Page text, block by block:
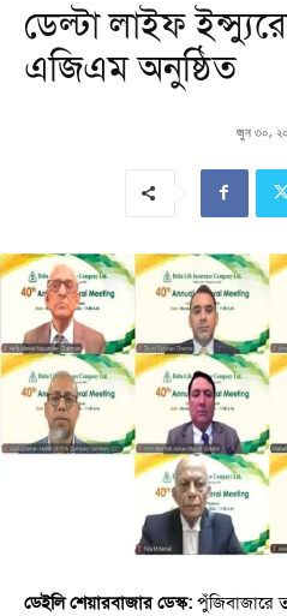
ডেল্টা লাইফ
এজিএম অনুষ্ঠিত
জুন ৩০,
ডেইলি শেয়ারবাজার ডেস্ক: পুঁজিবাজারে